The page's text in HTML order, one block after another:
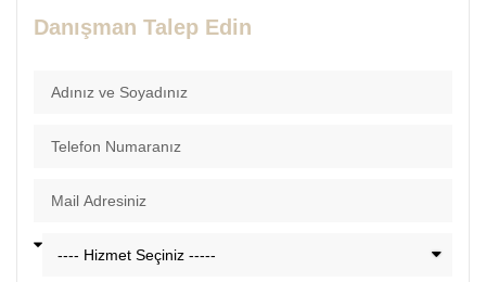
Danışman Talep Edin